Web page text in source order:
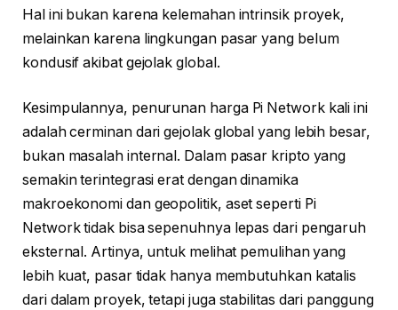
Hal ini bukan karena kelemahan intrinsik proyek,
melainkan karena lingkungan pasar yang belum
kondusif akibat gejolak global.
Kesimpulannya, penurunan harga Pi Network kali ini
adalah cerminan dari gejolak global yang lebih besar,
bukan masalah internal. Dalam pasar kripto yang
semakin terintegrasi erat dengan dinamika
makroekonomi dan geopolitik, aset seperti Pi
Network tidak bisa sepenuhnya lepas dari pengaruh
eksternal. Artinya, untuk melihat pemulihan yang
lebih kuat, pasar tidak hanya membutuhkan katalis
dari dalam proyek, tetapi juga stabilitas dari panggung